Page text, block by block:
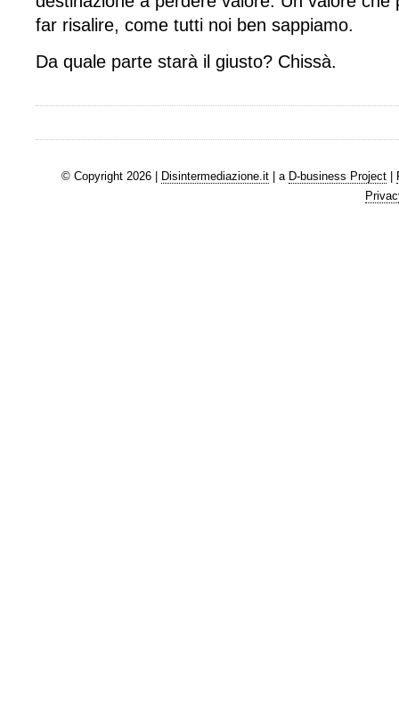
far risalire, come tutti noi ben sappiamo.
Da quale parte starà il giusto? Chissà.
© Copyright 2026 | Disintermediazione.it| a D-business Project|